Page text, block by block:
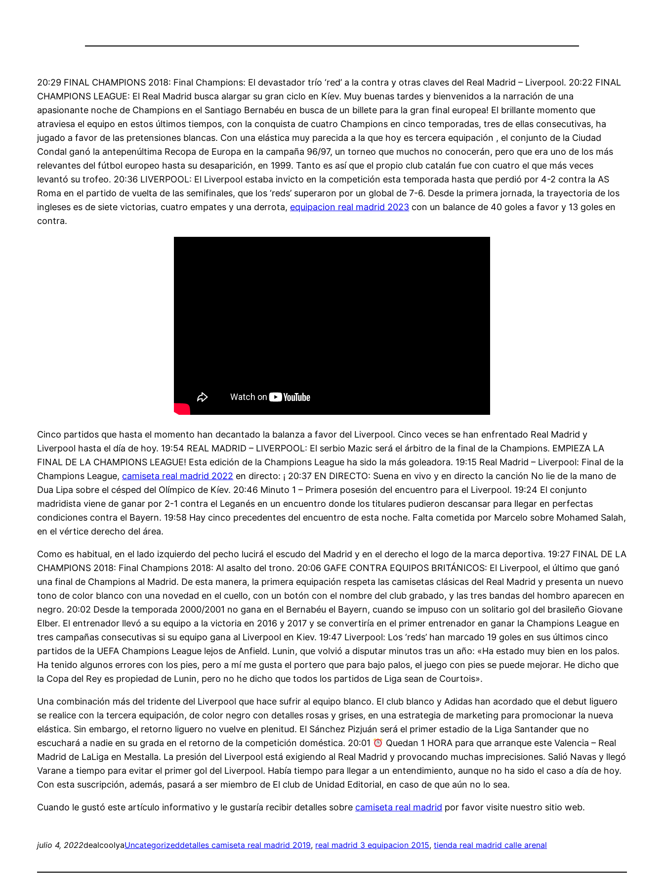
20:29 FINAL CHAMPIONS 2018: Final Champions: El devastador trío ‘red’ a la contra y otras claves del Real Madrid – Liverpool. 20:22 FINAL
CHAMPIONS LEAGUE: El Real Madrid busca alargar su gran ciclo en Kíev. Muy buenas tardes y bienvenidos a la narración de una
apasionante noche de Champions en el Santiago Bernabéu en busca de un billete para la gran final europea! El brillante momento que
atraviesa el equipo en estos últimos tiempos, con la conquista de cuatro Champions en cinco temporadas, tres de ellas consecutivas, ha
jugado a favor de las pretensiones blancas. Con una elástica muy parecida a la que hoy es tercera equipación , el conjunto de la Ciudad
Condal ganó la antepenúltima Recopa de Europa en la campaña 96/97, un torneo que muchos no conocerán, pero que era uno de los más
relevantes del fútbol europeo hasta su desaparición, en 1999. Tanto es así que el propio club catalán fue con cuatro el que más veces
levantó su trofeo. 20:36 LIVERPOOL: El Liverpool estaba invicto en la competición esta temporada hasta que perdió por 4-2 contra la AS
Roma en el partido de vuelta de las semifinales, que los ‘reds’ superaron por un global de 7-6. Desde la primera jornada, la trayectoria de los
ingleses es de siete victorias, cuatro empates y una derrota, equipacion real madrid 2023 con un balance de 40 goles a favor y 13 goles en
contra.
Cinco partidos que hasta el momento han decantado la balanza a favor del Liverpool. Cinco veces se han enfrentado Real Madrid y
Liverpool hasta el día de hoy. 19:54 REAL MADRID – LIVERPOOL: El serbio Mazic será el árbitro de la final de la Champions. EMPIEZA LA
FINAL DE LA CHAMPIONS LEAGUE! Esta edición de la Champions League ha sido la más goleadora. 19:15 Real Madrid – Liverpool: Final de la
Champions League, camiseta real madrid 2022 en directo: ¡ 20:37 EN DIRECTO: Suena en vivo y en directo la canción No lie de la mano de
Dua Lipa sobre el césped del Olímpico de Kíev. 20:46 Minuto 1 – Primera posesión del encuentro para el Liverpool. 19:24 El conjunto
madridista viene de ganar por 2-1 contra el Leganés en un encuentro donde los titulares pudieron descansar para llegar en perfectas
condiciones contra el Bayern. 19:58 Hay cinco precedentes del encuentro de esta noche. Falta cometida por Marcelo sobre Mohamed Salah,
en el vértice derecho del área.
Como es habitual, en el lado izquierdo del pecho lucirá el escudo del Madrid y en el derecho el logo de la marca deportiva. 19:27 FINAL DE LA
CHAMPIONS 2018: Final Champions 2018: Al asalto del trono. 20:06 GAFE CONTRA EQUIPOS BRITÁNICOS: El Liverpool, el último que ganó
una final de Champions al Madrid. De esta manera, la primera equipación respeta las camisetas clásicas del Real Madrid y presenta un nuevo
tono de color blanco con una novedad en el cuello, con un botón con el nombre del club grabado, y las tres bandas del hombro aparecen en
negro. 20:02 Desde la temporada 2000/2001 no gana en el Bernabéu el Bayern, cuando se impuso con un solitario gol del brasileño Giovane
Elber. El entrenador llevó a su equipo a la victoria en 2016 y 2017 y se convertiría en el primer entrenador en ganar la Champions League en
tres campañas consecutivas si su equipo gana al Liverpool en Kiev. 19:47 Liverpool: Los ‘reds’ han marcado 19 goles en sus últimos cinco
partidos de la UEFA Champions League lejos de Anfield. Lunin, que volvió a disputar minutos tras un año: «Ha estado muy bien en los palos.
Ha tenido algunos errores con los pies, pero a mí me gusta el portero que para bajo palos, el juego con pies se puede mejorar. He dicho que
la Copa del Rey es propiedad de Lunin, pero no he dicho que todos los partidos de Liga sean de Courtois».
Una combinación más del tridente del Liverpool que hace sufrir al equipo blanco. El club blanco y Adidas han acordado que el debut liguero
se realice con la tercera equipación, de color negro con detalles rosas y grises, en una estrategia de marketing para promocionar la nueva
elástica. Sin embargo, el retorno liguero no vuelve en plenitud. El Sánchez Pizjuán será el primer estadio de la Liga Santander que no
escuchará a nadie en su grada en el retorno de la competición doméstica. 20:01
Quedan 1 HORA para que arranque este Valencia – Real
Madrid de LaLiga en Mestalla. La presión del Liverpool está exigiendo al Real Madrid y provocando muchas imprecisiones. Salió Navas y llegó
Varane a tiempo para evitar el primer gol del Liverpool. Había tiempo para llegar a un entendimiento, aunque no ha sido el caso a día de hoy.
Con esta suscripción, además, pasará a ser miembro de El club de Unidad Editorial, en caso de que aún no lo sea.
Cuando le gustó este artículo informativo y le gustaría recibir detalles sobre camiseta real madrid por favor visite nuestro sitio web.
julio 4, 2022dealcoolyaUncategorizeddetalles camiseta real madrid 2019, real madrid 3 equipacion 2015, tienda real madrid calle arenal